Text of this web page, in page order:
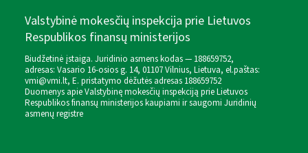
Valstybinė mokesčių inspekcija prie Lietuvos
Respublikos finansų ministerijos
Biudžetinė įstaiga. Juridinio asmens kodas — 188659752,
adresas: Vasario 16-osios g. 14, 01107 Vilnius, Lietuva, el.paštas:
vmi@vmi.lt, E. pristatymo dėžutės adresas 188659752
Duomenys apie Valstybinę mokesčių inspekciją prie Lietuvos
Respublikos finansų ministerijos kaupiami ir saugomi Juridinių
asmenų registre